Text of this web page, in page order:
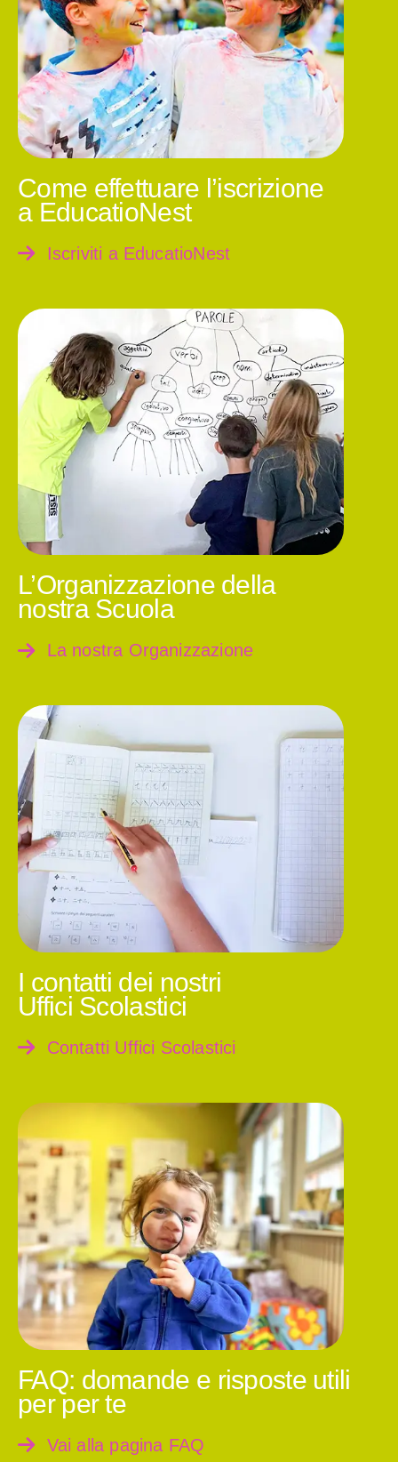
Come effettuare l’iscrizione
a EducatioNest
Iscriviti a EducatioNest
L’Organizzazione della
nostra Scuola
La nostra Organizzazione
I contatti dei nostri
Uffici Scolastici
Contatti Uffici Scolastici
FAQ: domande e risposte utili
per per te
Vai alla pagina FAQ